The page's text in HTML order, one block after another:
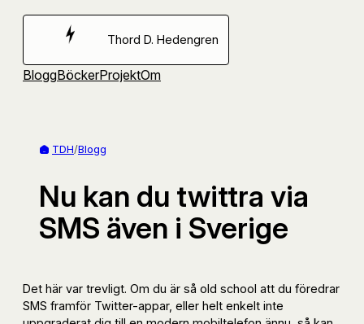
Hoppa
Thord D. Hedengren
BloggBöckerProjektOm
TDH/Blogg
Nu kan du twittra via
SMS även i Sverige
Det här var trevligt. Om du är så old school att du föredrar
SMS framför Twitter-appar, eller helt enkelt inte